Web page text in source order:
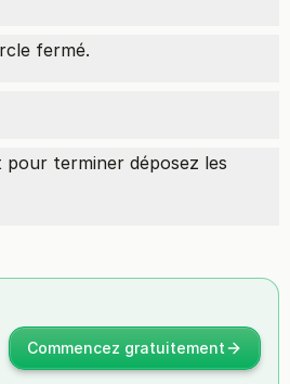
fermé.
terminer déposez les
Commencez gratuitement